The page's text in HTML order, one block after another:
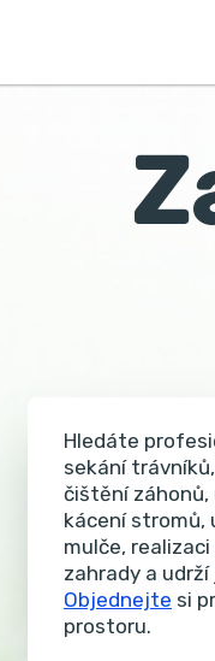
Hledáte
sekání
čištění záhonů,
kácení stromů,
mulče,
zahrady a
Objednejte si
prostoru.